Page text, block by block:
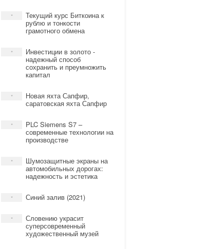
* Текущий курс Биткоина к
рублю и тонкости
грамотного обмена
* Инвестиции в золото -
надежный способ
сохранить и преумножить
капитал
* Новая яхта Сапфир,
саратовская яхта Сапфир
* PLC Siemens S7 –
современные технологии на
производстве
* Шумозащитные экраны на
автомобильных дорогах:
надежность и эстетика
* Синий залив (2021)
* Словению украсит
суперсовременный
художественный музей